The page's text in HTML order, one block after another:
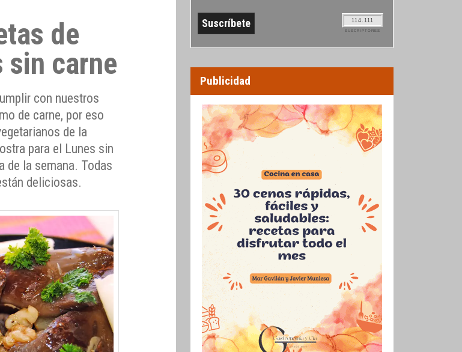
de
sin carne
con nuestros
de carne, por eso
de la
para el Lunes sin
de la semana. Todas
deliciosas.
114.111
SUSCRIPTORES
Publicidad